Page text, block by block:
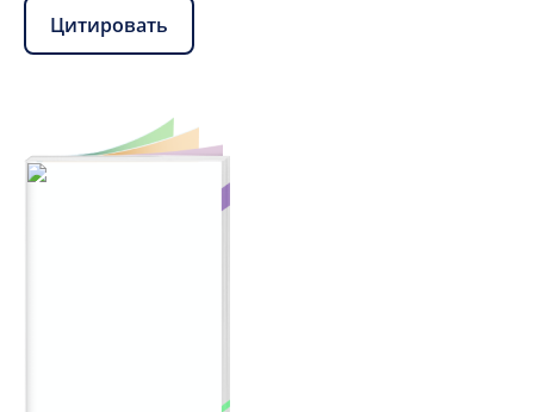
Цитировать